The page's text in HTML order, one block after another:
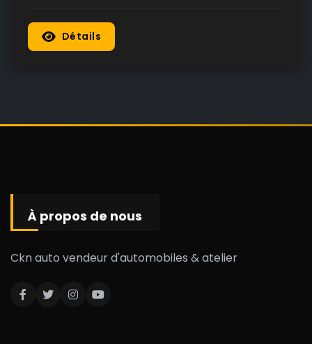
Détails
À propos de nous
Ckn auto vendeur d'automobiles & atelier